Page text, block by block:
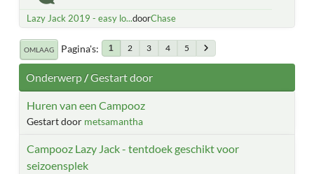
Lazy Jack 2019 - easy lo...doorChase
OMLAAG Pagina's 1 2 3 4 5
Onderwerp/Gestart door
Huren van een Campooz
Gestart door metsamantha
Campooz Lazy Jack - tentdoek geschikt voor
seizoensplek